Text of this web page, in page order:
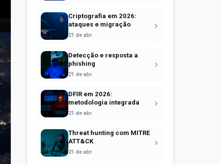
Criptografia em 2026:
ataques e migração
21 de abr.
Detecção e resposta a
phishing
21 de abr.
DFIR em 2026:
metodologia integrada
21 de abr.
Threat hunting com MITRE
ATT&CK
21 de abr.